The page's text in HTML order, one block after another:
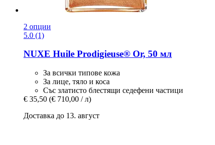
2 опции
5.0 (1)
NUXE Huile Prodigieuse® Or, 50 мл
За всички типове кожа
За лице, тяло и коса
Със златисто блестящи седефени частици
€ 35,50 (€ 710,00 / л)
Доставка до 13. август